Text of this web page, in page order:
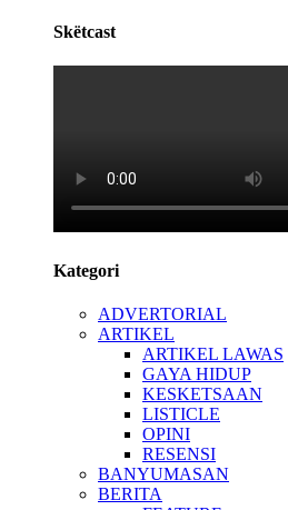
Skëtcast
Kategori
ADVERTORIAL
ARTIKEL
ARTIKEL LAWAS
GAYA HIDUP
KESKETSAAN
LISTICLE
OPINI
RESENSI
BANYUMASAN
BERITA